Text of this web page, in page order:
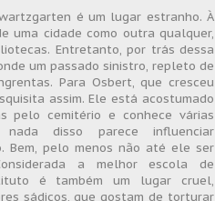
é um lugar estranho. À
uma cidade como outra qualquer,
Entretanto, por trás dessa
um passado sinistro, repleto de
Para Osbert, que cresceu
assim. Ele está acostumado
pelo cemitério e conhece várias
disso parece influenciar
Bem, pelo menos não até ele ser
a melhor escola de
é também um lugar cruel,
sádicos, que gostam de torturar